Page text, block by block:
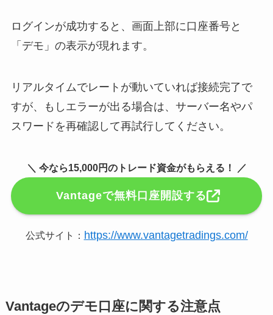
ログインが成功すると、画面上部に口座番号と
「デモ」の表示が現れます。
リアルタイムでレートが動いていれば接続完了で
すが、もしエラーが出る場合は、サーバー名やパ
スワードを再確認して再試行してください。
＼ 今なら15,000円のトレード資金がもらえる！ ／
Vantageで無料口座開設する
公式サイト： https://www.vantagetradings.com/
Vantageのデモ口座に関する注意点